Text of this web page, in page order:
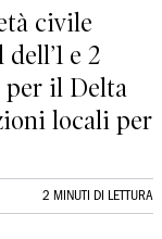
civile
e 2
per il Delta
locali per
2 MINUTI DI LETTURA